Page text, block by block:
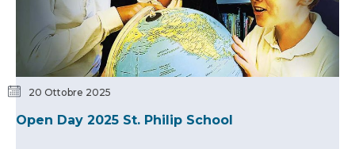
20 Ottobre 2025
Open Day 2025 St. Philip School